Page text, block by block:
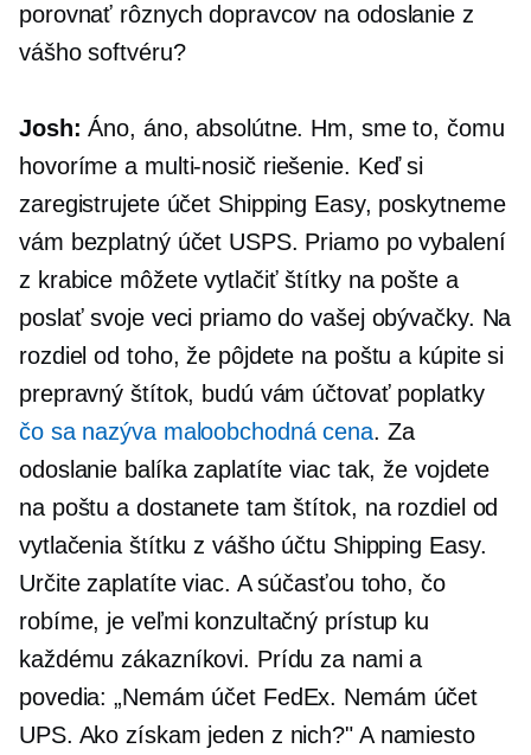
porovnať rôznych dopravcov na odoslanie z
vášho softvéru?
Josh: Áno, áno, absolútne. Hm, sme to, čomu
hovoríme a multi-nosičriešenie. Keď si
zaregistrujete účet Shipping Easy, poskytneme
vám bezplatný účet USPS. Priamo po vybalení
z krabice môžete vytlačiť štítky na pošte a
poslať svoje veci priamo do vašej obývačky. Na
rozdiel od toho, že pôjdete na poštu a kúpite si
prepravný štítok, budú vám účtovať poplatky
čo sa nazýva maloobchodná cena. Za
odoslanie balíka zaplatíte viac tak, že vojdete
na poštu a dostanete tam štítok, na rozdiel od
vytlačenia štítku z vášho účtu Shipping Easy.
Určite zaplatíte viac. A súčasťou toho, čo
robíme, je veľmi konzultačný prístup ku
každému zákazníkovi. Prídu za nami a
povedia: „Nemám účet FedEx. Nemám účet
UPS. Ako získam jeden z nich?" A namiesto